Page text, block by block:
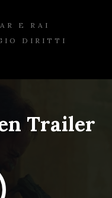
E RAI
DIRITTI
Trailer